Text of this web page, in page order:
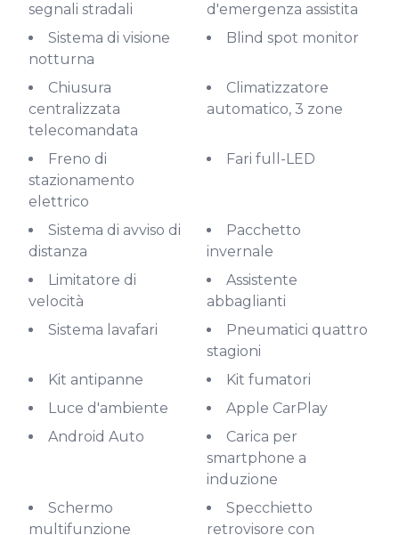
segnali stradali
d'emergenza assistita
Sistema di visione
notturna
Blind spot monitor
Chiusura
centralizzata
telecomandata
Climatizzatore
automatico, 3 zone
Freno di
stazionamento
elettrico
Fari full-LED
Sistema di avviso di
distanza
Pacchetto
invernale
Limitatore di
velocità
Assistente
abbaglianti
Sistema lavafari
Pneumatici quattro
stagioni
Kit antipanne
Kit fumatori
Luce d'ambiente
Apple CarPlay
Android Auto
Carica per
smartphone a
induzione
Schermo
multifunzione
Specchietto
retrovisore con